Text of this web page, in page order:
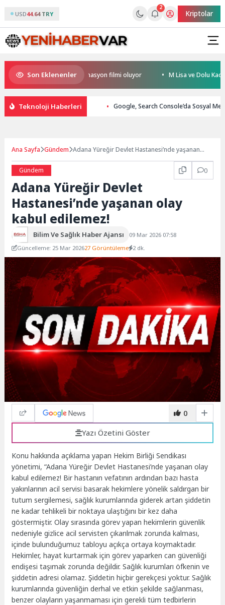
USD44.64 TRY
2
Kriptolar
Son Eklenenler
ilk IMAX® animasyon filmi oluyor M Lisa ve Dolu Kadehi
Teknoloji Haberleri Google, Search Console’da Sosyal
Ana Sayfa Gündem Adana Yüreğir Devlet Hastanesi’nde yaşanan
Gündem
0
Adana Yüreğir Devlet
Hastanesi’nde yaşanan olay
kabul edilemez!
Bilim Ve Sağlık Haber Ajansı
09 Mar 2026 07:58
Güncelleme: 25 Mar 202627 Görüntüleme 2 dk.
0
Yazı Özetini Göster
Konu hakkında açıklama yapan Hekim Birliği Sendikası
yönetimi, “Adana Yüreğir Devlet Hastanesi’nde yaşanan olay
kabul edilemez! Bir hastanın vefatının ardından bazı hasta
yakınlarının acil servisi basarak hekimlere yönelik saldırgan bir
tutum sergilemesi, sağlık kurumlarında giderek artan şiddetin
ne kadar tehlikeli bir noktaya ulaştığını bir kez daha
göstermiştir. Olay sırasında görev yapan hekimlerin güvenlik
nedeniyle gizlice acil servisten çıkarılmak zorunda kalması,
içinde bulunduğumuz tabloyu açıkça ortaya koymaktadır.
Hekimler, hayat kurtarmak için görev yaparken can güvenliği
endişesi taşımak zorunda değildir. Sağlık kurumları öfkenin ve
şiddetin adresi olamaz. Şiddetin hiçbir gerekçesi yoktur. Sağlık
kurumlarında güvenliğin derhal ve etkin şekilde sağlanması,
benzer olayların yaşanmaması için gerekli tüm tedbirlerin